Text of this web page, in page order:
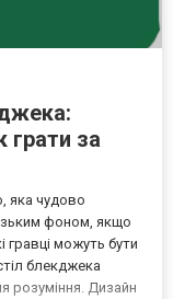
грати за
яка чудово
фоном, якщо
гравці можуть бути
блекджека
розуміння. Дизайн